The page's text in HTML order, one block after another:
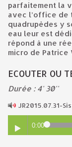
parfaitement la
avec l’office de
quadrupèdes y
eau leur est
répond à une
micro de Patrice
ECOUTER OU
Durée : 4' 30''
JR2015.07.31-
0:00